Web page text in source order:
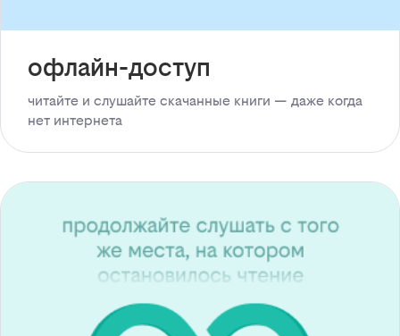
офлайн-доступ
читайте и слушайте скачанные книги — даже когда
нет интернета